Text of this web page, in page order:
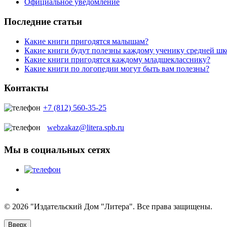
Официальное уведомление
Последние статьи
Какие книги пригодятся малышам?
Какие книги будут полезны каждому ученику средней
Какие книги пригодятся каждому младшекласснику?
Какие книги по логопедии могут быть вам полезны?
Контакты
+7 (812) 560-35-25
webzakaz@litera.spb.ru
Мы в социальных сетях
© 2026 "Издательский Дом "Литера". Все права защищены.
Вверх